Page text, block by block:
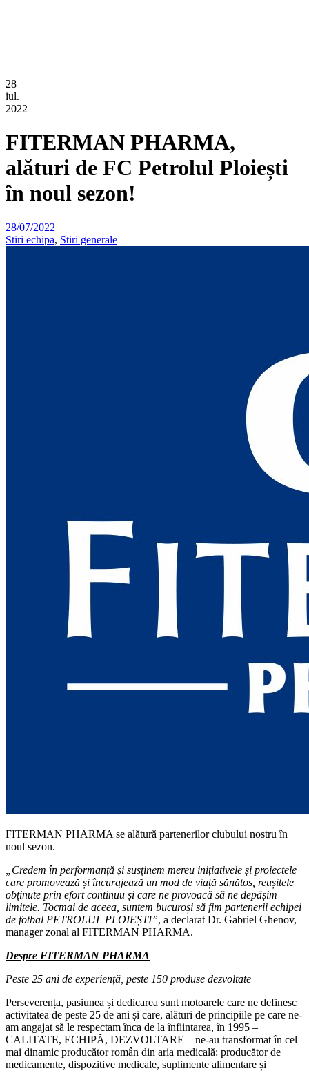
28
iul.
2022
FITERMAN PHARMA,
alături de FC Petrolul Ploiești
în noul sezon!
28/07/2022
Stiri echipa, Stiri generale
FITERMAN PHARMA se alătură partenerilor clubului nostru în
noul sezon.
„Credem în performanță și susținem mereu inițiativele și proiectele
care promovează și încurajează un mod de viață sănătos, reușitele
obținute prin efort continuu și care ne provoacă să ne depășim
limitele. Tocmai de aceea, suntem bucuroși să fim partenerii echipei
de fotbal PETROLUL PLOIEȘTI”, a declarat Dr. Gabriel Ghenov,
manager zonal al FITERMAN PHARMA.
Despre FITERMAN PHARMA
Peste 25 ani de experiență, peste 150 produse dezvoltate
Perseverența, pasiunea și dedicarea sunt motoarele care ne definesc
activitatea de peste 25 de ani și care, alături de principiile pe care ne-
am angajat să le respectam înca de la înfiintarea, în 1995 –
CALITATE, ECHIPĂ, DEZVOLTARE – ne-au transformat în cel
mai dinamic producător român din aria medicală: producător de
medicamente, dispozitive medicale, suplimente alimentare și